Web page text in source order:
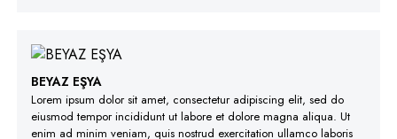
BEYAZ EŞYA
Lorem ipsum dolor sit amet, consectetur adipiscing elit, sed do
eiusmod tempor incididunt ut labore et dolore magna aliqua. Ut
enim ad minim veniam, quis nostrud exercitation ullamco laboris